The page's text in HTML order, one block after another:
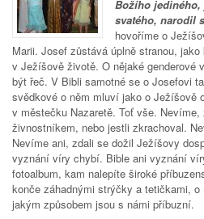
Božího jediného,
svatého, narodil
hovoříme o
Marii. Josef zůstává úplně stranou,
v Ježíšově životě. O nějaké genderové
být řeč. V Bibli samotné se o Josefovi
svědkové o něm mluví jako o Ježíšově
v městečku Nazaretě. Toť vše.
živnostníkem, nebo jestli zkrachoval.
Nevíme ani, zdali se dožil Ježíšovy
vyznání víry chybí. Bible ani vyznání
fotoalbum, kam nalepíte široké
konče záhadnými strýčky a tetičkami,
jakým způsobem jsou s námi příbuzní.